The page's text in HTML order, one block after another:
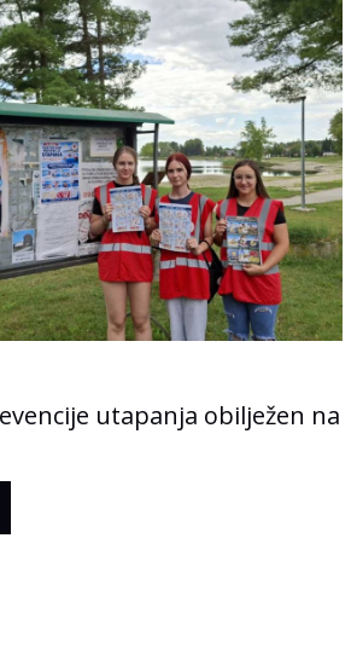
utapanja obilježen na